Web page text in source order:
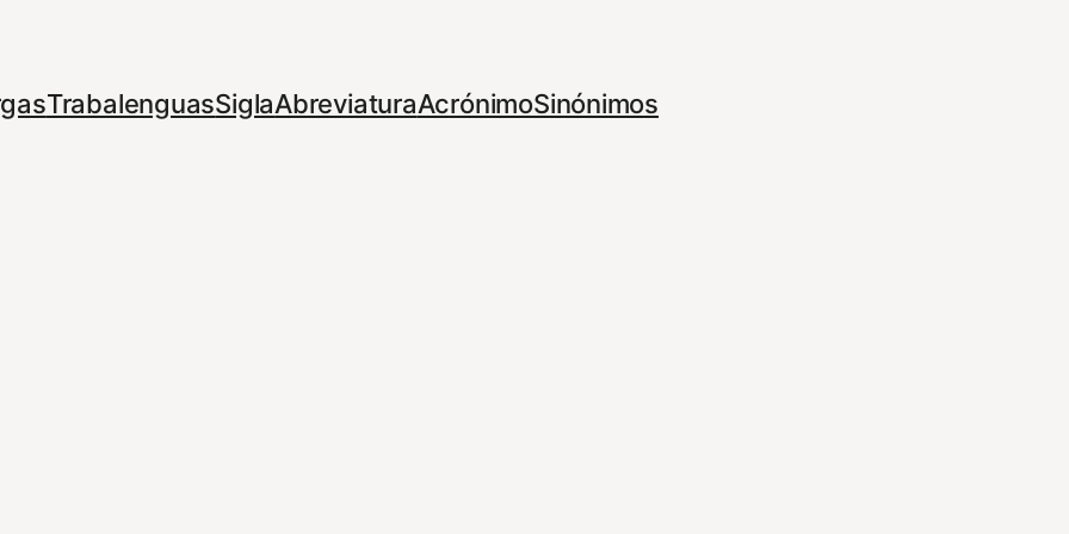
TrabalenguasSiglaAbreviaturaAcrónimoSinónimos